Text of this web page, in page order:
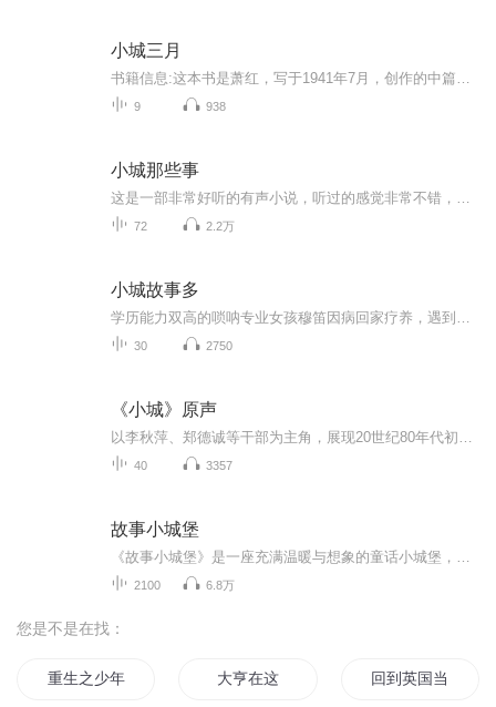
小城三月
9 938
小城那些事
72 2.2万
小城故事多
30 2750
《小城》原声
40 3357
故事小城堡
2100 6.8万
您是不是在找：
重生之少年大亨 大亨在这 回到英国当大亨